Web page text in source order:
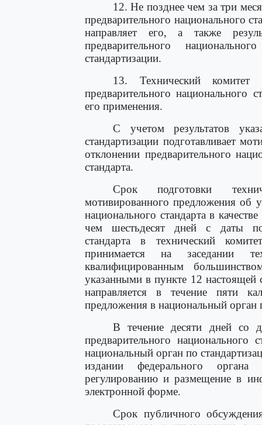
12. Не позднее чем за три
предварительного национального
направляет его, а также
предварительного
стандартизации.
13. Технический комитет
предварительного национального
его применения.
С учетом результатов
стандартизации подготавливает
отклонении предварительного
стандарта.
Срок подготовки
мотивированного предложения об
национального стандарта в
чем шестьдесят дней с даты
стандарта в технический
принимается на заседании
квалифицированным
указанными в пункте 12 настоящей
направляется в течение пяти
предложения в национальный орган
В течение десяти дней со
предварительного национального
национальный орган по
издании федерального органа
регулированию и размещение в
электронной форме.
Срок публичного